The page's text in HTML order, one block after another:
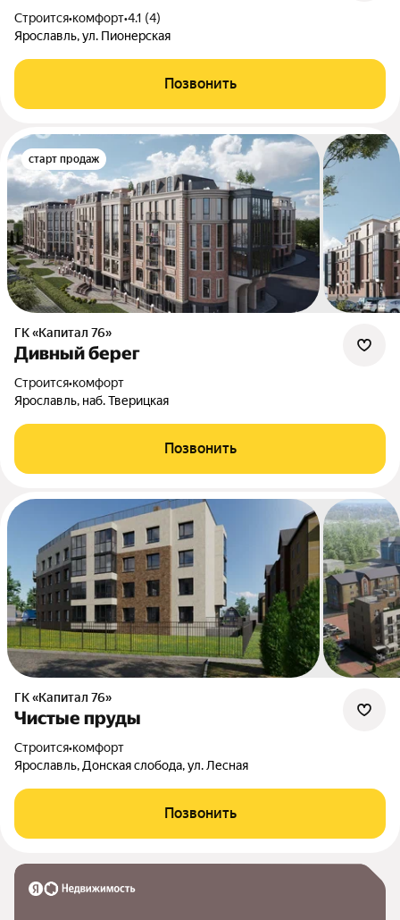
Строится•комфорт•4.1 (4)
Ярославль, ул. Пионерская
Позвонить
старт продаж
ГК «Капитал 76»
Дивный берег
Строится•комфорт
Ярославль, наб. Тверицкая
Позвонить
ГК «Капитал 76»
Чистые пруды
Строится•комфорт
Ярославль, Донская слобода, ул. Лесная
Позвонить